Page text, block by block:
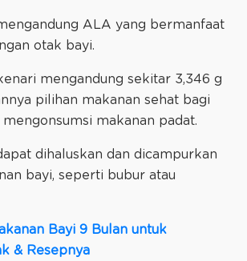
ALA yang bermanfaat
otak bayi.
mengandung sekitar 3,346 g
pilihan makanan sehat bagi
makanan padat.
dihaluskan dan dicampurkan
bayi, seperti bubur atau
Bayi 9 Bulan untuk
& Resepnya